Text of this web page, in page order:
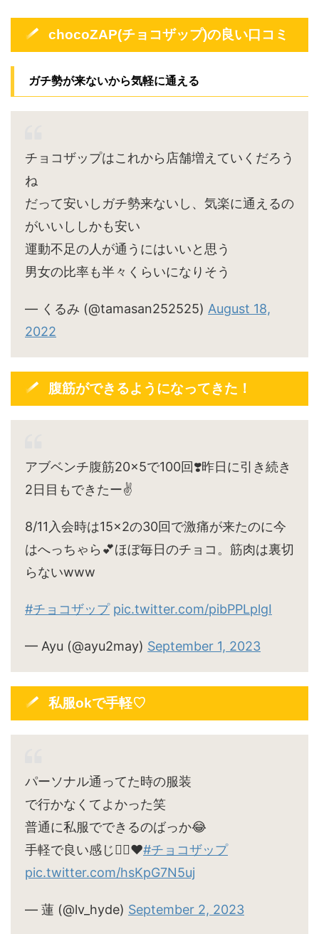
chocoZAP(チョコザップ)の良い口コミ
ガチ勢が来ないから気軽に通える
チョコザップはこれから店舗増えていくだろう
ね
だって安いしガチ勢来ないし、気楽に通えるの
がいいししかも安い
運動不足の人が通うにはいいと思う
男女の比率も半々くらいになりそう
— くるみ (@tamasan252525) August 18,
2022
腹筋ができるようになってきた！
アブベンチ腹筋20×5で100回❣️昨日に引き続き
2日目もできたー✌️
8/11入会時は15×2の30回で激痛が来たのに今
はへっちゃら💕ほぼ毎日のチョコ。筋肉は裏切
らないwww
#チョコザップ pic.twitter.com/pibPPLplgI
— Ayu (@ayu2may) September 1, 2023
私服okで手軽♡
パーソナル通ってた時の服装
で行かなくてよかった笑
普通に私服でできるのばっか😂
手軽で良い感じ🙆‍♀️♥#チョコザップ
pic.twitter.com/hsKpG7N5uj
— 蓮 (@lv_hyde) September 2, 2023